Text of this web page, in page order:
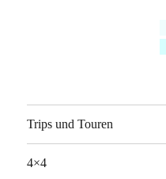
Trips und Touren
4×4